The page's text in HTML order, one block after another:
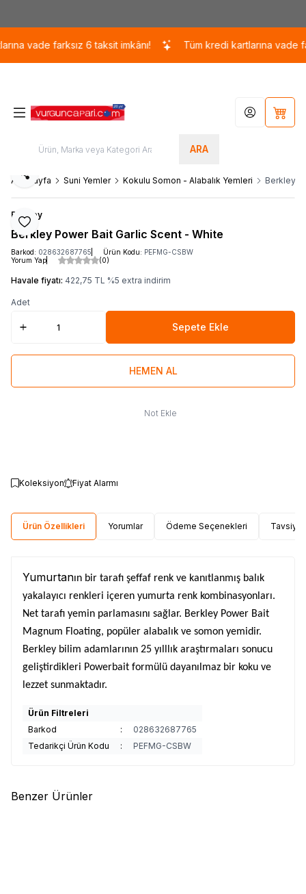
vade farksız 6 taksit imkânı! Tüm kredi kartlarına vade
ARA
Hesabım
Ana Sayfa Suni Yemler Kokulu Somon - Alabalık Yemleri Berkley
Favoriye Ekle
Paylaş
Berkley
Berkley Power Bait Garlic Scent - White
Barkod: 028632687765 Ürün Kodu: PEFMG-CSBW
Yorum Yap
(0)
Havale fiyatı: 422,75 TL %5 extra indirim
Adet
Sepete Ekle
HEMEN AL
Not Ekle
Koleksiyon Fiyat Alarmı
Ürün Özellikleri Yorumlar Ödeme Seçenekleri Tavsiye
Yumurtanın bir tarafı şeffaf renk ve kanıtlanmış balık
yakalayıcı renkleri içeren yumurta renk kombinasyonları.
Net tarafı yemin parlamasını sağlar. Berkley Power Bait
Magnum Floating, popüler alabal ık ve somon yemidir.
Berkley bilim adamlarının 25 yılllık araştırmaları sonucu
geliştirdikleri Powerbait formülü dayanılmaz bir koku ve
lezzet sunmaktadır.
Ürün Filtreleri
Barkod
:
028632687765
Tedarikçi Ürün Kodu
: PEFMG-CSBW
Benzer Ürünler